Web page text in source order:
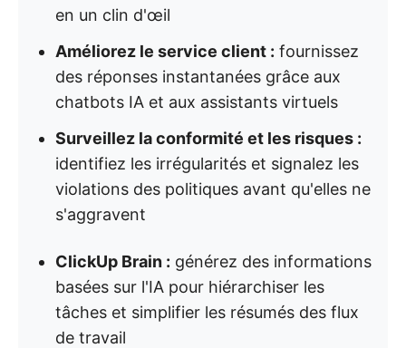
en un clin d'œil
Améliorez le service client : fournissez
des réponses instantanées grâce aux
chatbots IA et aux assistants virtuels
Surveillez la conformité et les risques :
identifiez les irrégularités et signalez les
violations des politiques avant qu'elles ne
s'aggravent
ClickUp Brain : générez des informations
basées sur l'IA pour hiérarchiser les
tâches et simplifier les résumés des flux
de travail